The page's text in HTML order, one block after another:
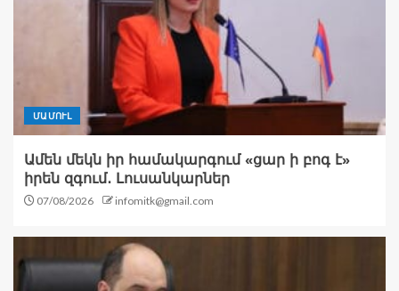
ՄԱՄՈՒԼ
Ամեն մեկն իր համակարգում «ցար ի բոգ է»
իրեն զգում․ Լուսանկարներ
07/08/2026 infomitk@gmail.com